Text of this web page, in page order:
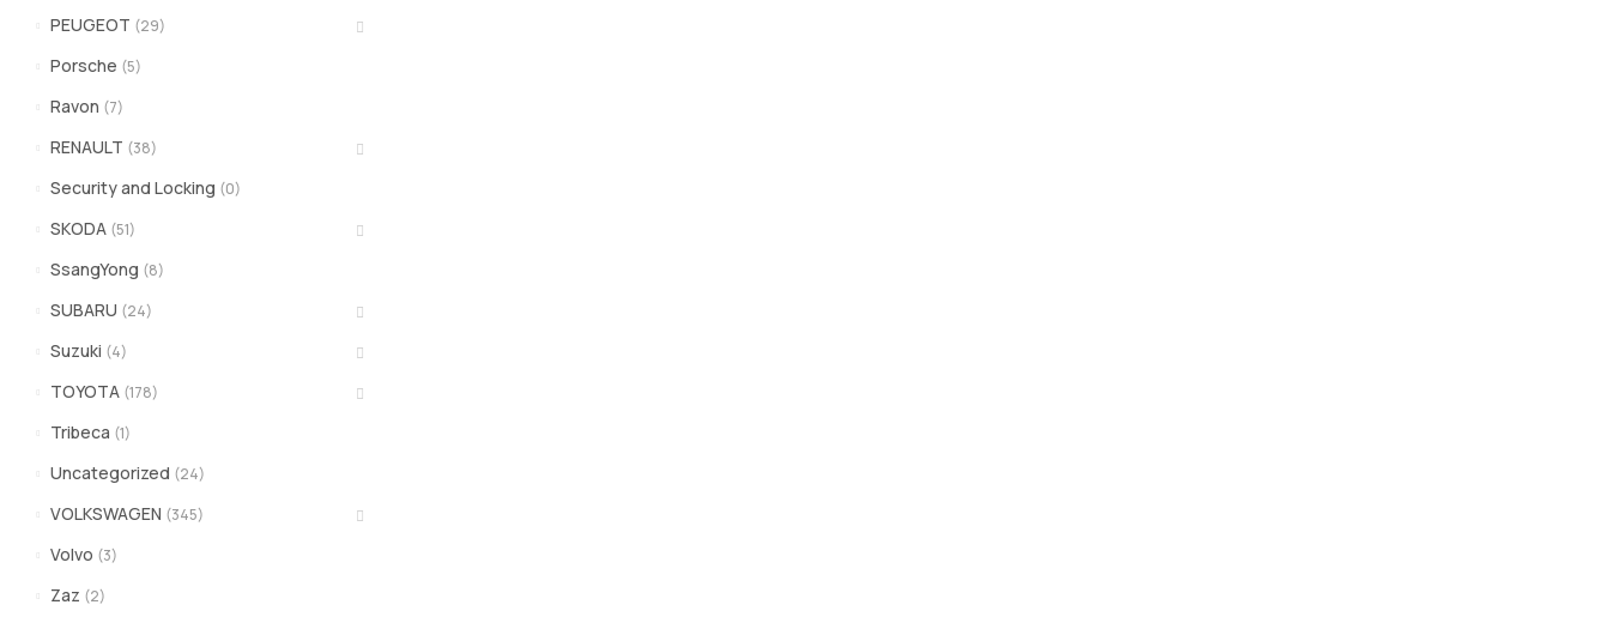
PEUGEOT (29)
Porsche (5)
Ravon (7)
RENAULT (38)
Security and Locking (0)
SKODA (51)
SsangYong (8)
SUBARU (24)
Suzuki (4)
TOYOTA (178)
Tribeca (1)
Uncategorized (24)
VOLKSWAGEN (345)
Volvo (3)
Zaz (2)